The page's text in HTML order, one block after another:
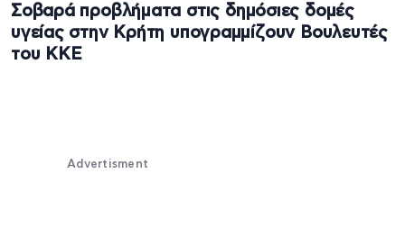
Σοβαρά προβλήματα στις δημόσιες δομές
υγείας στην Κρήτη υπογραμμίζουν Βουλευτές
του ΚΚΕ
Advertisment